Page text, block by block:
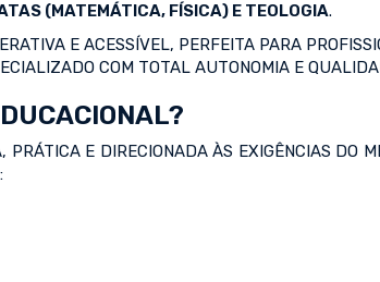
(MATEMÁTICA, FÍSICA) E TEOLOGIA.
E ACESSÍVEL, PERFEITA PARA
COM TOTAL AUTONOMIA E
E DIRECIONADA ÀS EXIGÊNCIAS DO